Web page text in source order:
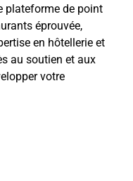
plateforme de point
éprouvée,
en hôtellerie et
au soutien et aux
votre